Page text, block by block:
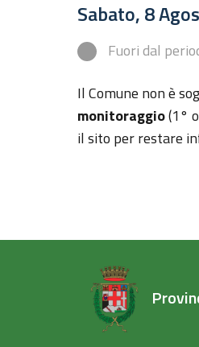
Sabato, 8
Fuori dal
Il Comune non è
monitoraggio(1°
il sito per restare